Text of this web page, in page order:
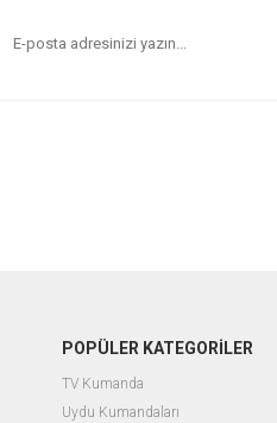
POPÜLER KATEGORİLER
TV Kumanda
Uydu Kumandaları